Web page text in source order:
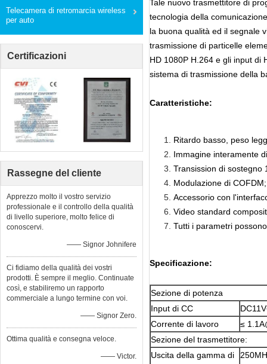
Telecamera di retromarcia wireless
per auto
Certificazioni
Rassegne del cliente
Apprezzo molto il vostro servizio
professionale e il controllo della qualità
di livello superiore, molto felice di
conoscervi.
—— Signor Johnifere
Ci fidiamo della qualità dei vostri
prodotti. È sempre il meglio. Continuate
così, e stabiliremo un rapporto
commerciale a lungo termine con voi.
—— Signor Zero.
Ottima qualità e consegna veloce.
—— Victor.
Tale nuovo trasmettitore di
tecnologia della
la buona qualità ed il segnale
trasmissione di particelle
HD 1080P H.264 e gli input di
sistema di trasmissione della
Caratteristiche:
Ritardo basso, peso
Immagine interamente
Transission di sostegno
Modulazione di COFDM;
Accessorio con
Video standard
Tutti i parametri
Specificazione:
Sezione di potenza
Input di CC
Corrente di lavoro
≤
Sezione del trasmettitore:
Uscita della gamma di